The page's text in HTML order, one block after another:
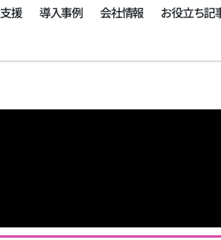
援 導入事例 会社情報 お役立ち記